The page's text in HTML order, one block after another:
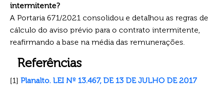
intermitente?
A Portaria 671/2021 consolidou e detalhou as regras de
cálculo do aviso prévio para o contrato intermitente,
reafirmando a base na média das remunerações.
Referências
[1] Planalto. LEI Nº 13.467, DE 13 DE JULHO DE 2017